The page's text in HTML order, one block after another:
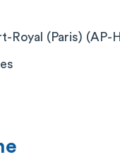
Royal (Paris) (AP-